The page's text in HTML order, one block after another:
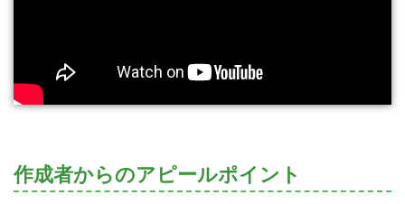
作成者からのアピールポイント